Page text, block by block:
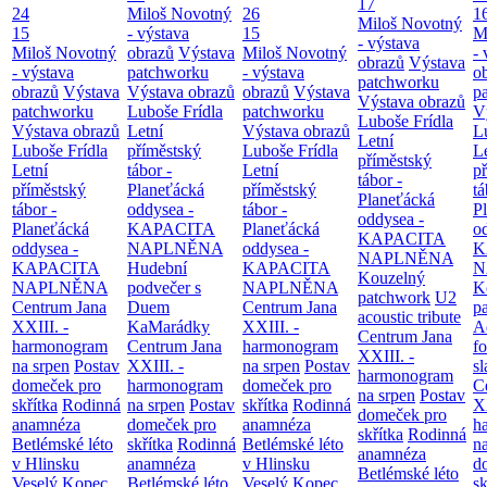
24
15
Miloš Novotný
- výstava
obrazů Výstava
patchworku
Výstava obrazů
Luboše Frídla
Letní
příměstský
tábor -
Planeťácká
oddysea -
KAPACITA
NAPLNĚNA
Centrum Jana
XXIII. -
harmonogram
na srpen Postav
domeček pro
skřítka Rodinná
anamnéza
Betlémské léto
v Hlinsku
Veselý Kopec
Miloš Novotný
- výstava
obrazů Výstava
patchworku
Výstava obrazů
Luboše Frídla
Letní
příměstský
tábor -
Planeťácká
oddysea -
KAPACITA
NAPLNĚNA
Hudební
podvečer s
Duem
KaMarádky
Centrum Jana
XXIII. -
harmonogram
na srpen Postav
domeček pro
skřítka Rodinná
anamnéza
Betlémské léto
26
15
Miloš Novotný
- výstava
obrazů Výstava
patchworku
Výstava obrazů
Luboše Frídla
Letní
příměstský
tábor -
Planeťácká
oddysea -
KAPACITA
NAPLNĚNA
Centrum Jana
XXIII. -
harmonogram
na srpen Postav
domeček pro
skřítka Rodinná
anamnéza
Betlémské léto
v Hlinsku
Veselý Kopec
Miloš Novotný
- výstava
obrazů Výstava
patchworku
Výstava obrazů
Luboše Frídla
Letní
příměstský
tábor -
Planeťácká
oddysea -
KAPACITA
NAPLNĚNA
Kouzelný
patchwork U2
acoustic tribute
Centrum Jana
XXIII. -
harmonogram
na srpen Postav
domeček pro
skřítka Rodinná
anamnéza
Betlémské léto
-